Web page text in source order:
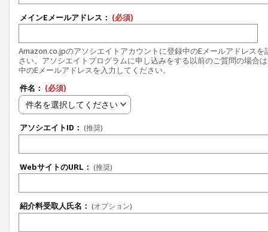
メインEメールアドレス： (必須)
Amazon.co.jpのアソシエイトアカウントに登録中のEメールアドレスを
さい。アソシエイトプログラムに申し込みをする以前のご質問の場合
中のEメールアドレスを入力してください。
件名： (必須)
件名を選択してください
アソシエイトID： (推奨)
WebサイトのURL： (推奨)
紹介料受取人氏名： (オプション)